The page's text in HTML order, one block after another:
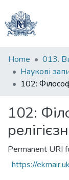
Communities
&
Collections
Statistics
Home
013.
Наукові
102:
Permanent URI
https://